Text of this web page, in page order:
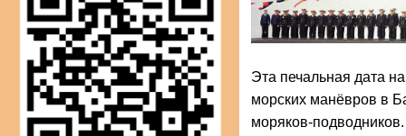
Эта печальная дата
морских манёвров в
моряков-